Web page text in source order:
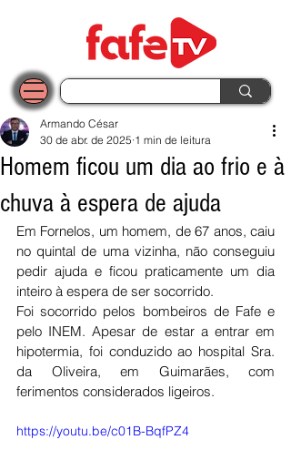
Homem ficou um dia ao frio e à
chuva à espera de ajuda
Armando César
30 de abr. de 2025 1 min de leitura
Em Fornelos, um homem, de 67 anos, caiu
no quintal de uma vizinha, não conseguiu
pedir ajuda e ficou praticamente um dia
inteiro à espera de ser socorrido.
Foi socorrido pelos bombeiros de Fafe e
pelo INEM. Apesar de estar a entrar em
hipotermia, foi conduzido ao hospital Sra.
da Oliveira, em Guimarães, com
ferimentos considerados ligeiros.
https://youtu.be/c01B-BqfPZ4